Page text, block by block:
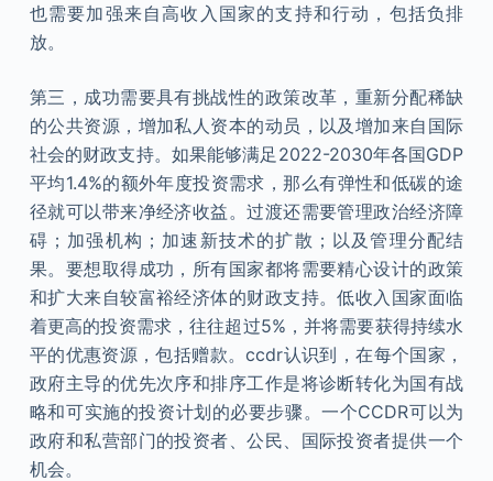
也需要加强来自高收入国家的支持和行动，包括负排
放。
第三，成功需要具有挑战性的政策改革，重新分配稀缺
的公共资源，增加私人资本的动员，以及增加来自国际
社会的财政支持。如果能够满足2022-2030年各国GDP
平均1.4%的额外年度投资需求，那么有弹性和低碳的途
径就可以带来净经济收益。过渡还需要管理政治经济障
碍；加强机构；加速新技术的扩散；以及管理分配结
果。要想取得成功，所有国家都将需要精心设计的政策
和扩大来自较富裕经济体的财政支持。低收入国家面临
着更高的投资需求，往往超过5%，并将需要获得持续水
平的优惠资源，包括赠款。ccdr认识到，在每个国家，
政府主导的优先次序和排序工作是将诊断转化为国有战
略和可实施的投资计划的必要步骤。一个CCDR可以为
政府和私营部门的投资者、公民、国际投资者提供一个
机会。